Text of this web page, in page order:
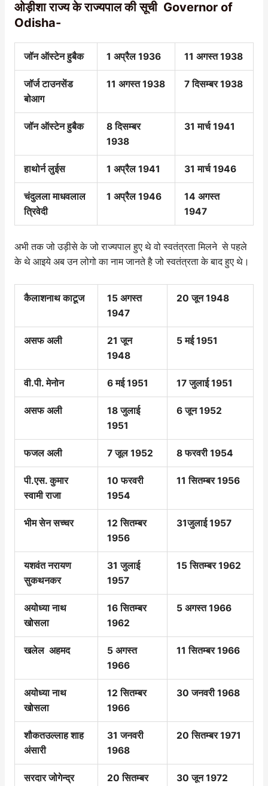
ओड़ीशा राज्य के राज्यपाल की सूची Governor of
Odisha-
जॉन ऑस्टेन हुबैक 1 अप्रैल 1936 11 अगस्त 1938
जॉर्ज टाउनसेंड
बोआग
11 अगस्त 1938 7 दिसम्बर 1938
जॉन ऑस्टेन हुबैक
8 दिसम्बर
1938
31 मार्च 1941
हाथोर्न लुईस 1 अप्रैल 1941 31 मार्च 1946
चंदुलला माधवलाल
त्रिवेदी
1 अप्रैल 1946
14 अगस्त
1947
अभी तक जो उड़ीसे के जो राज्यपाल हुए थे वो स्वतंत्रता मिलने से पहले
के थे आइये अब उन लोगो का नाम जानते है जो स्वतंत्रता के बाद हुए थे।
कैलाशनाथ काटूज
15 अगस्त
1947
20 जून 1948
असफ अली
21 जून
1948
5 मई 1951
वी.पी. मेनोन 6 मई 1951 17 जुलाई 1951
असफ अली
18 जुलाई
1951
6 जून 1952
फजल अली 7 जूल 1952 8 फरवरी 1954
पी.एस. कुमार
स्वामी राजा
10 फरवरी
1954
11 सितम्बर 1956
भीम सेन सच्चर
12 सितम्बर
1956
31जुलाई 1957
यशवंत नरायण
सुकथनकर
31 जुलाई
1957
15 सितम्बर 1962
अयोध्या नाथ
खोसला
16 सितम्बर
1962
5 अगस्त 1966
खलेल अहमद
5 अगस्त
1966
11 सितम्बर 1966
अयोध्या नाथ
खोसला
12 सितम्बर
1966
30 जनवरी 1968
शौकतउल्लाह शाह
अंसारी
31 जनवरी
1968
20 सितम्बर 1971
सरदार जोगेन्द्र
20 सितम्बर
30 जून 1972